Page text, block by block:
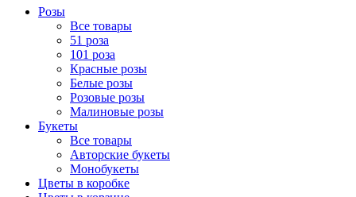
Розы
Все товары
51 роза
101 роза
Красные розы
Белые розы
Розовые розы
Малиновые розы
Букеты
Все товары
Авторские букеты
Монобукеты
Цветы в коробке